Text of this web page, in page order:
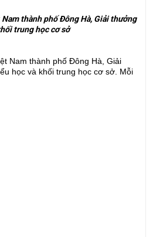
thành phố Đông Hà, Giải thưởng
trung học cơ sở
Nam thành phố Đông Hà, Giải
học và khối trung học cơ sở. Mỗi